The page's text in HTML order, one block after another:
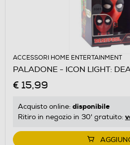
ACCESSORI HOME ENTERTAINMENT
PALADONE - ICON LIGHT:
€ 15,99
Acquisto online: disponibile
Ritiro in negozio in 30' gratuito: